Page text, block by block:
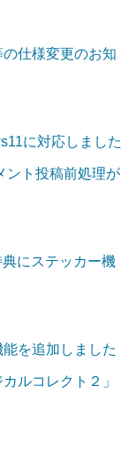
仕様変更のお知
に対応しました
ント投稿前処理が
にステッカー機
を追加しました
ルコレクト２」